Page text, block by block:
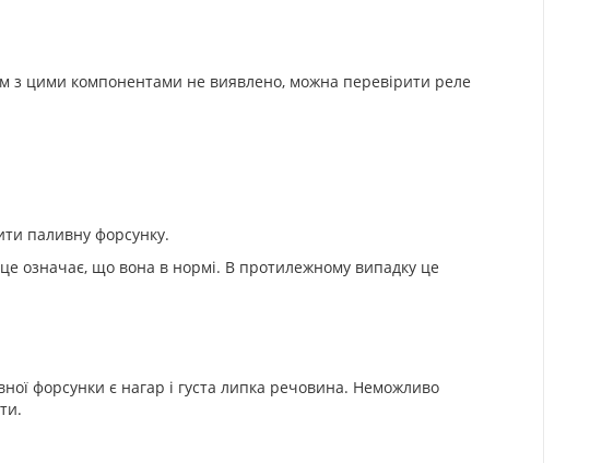
з цими компонентами не виявлено, можна перевірити реле
паливну форсунку.
означає, що вона в нормі. В протилежному випадку це
форсунки є нагар і густа липка речовина. Неможливо